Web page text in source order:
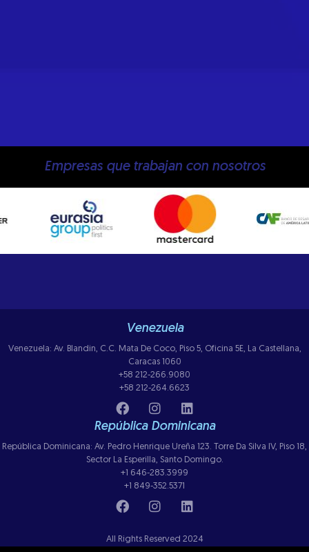
Empresas que trabajan con nosotros
Venezuela
Venezuela: Av. Blandin, C.C. Mata De Coco, Piso 5, Oficina 5E, La Castellana,
Caracas 1060
+58 212-266.9080
+58 212-264.6623
República Dominicana
República Dominicana: Av. Pedro Henrique Ureña 123. Torre Da Silva IV, Piso 18,
Sector La Esperilla, Santo Domingo.
+1 646-283.3999
+1 849-352.5371
All Rights Reserved 2024